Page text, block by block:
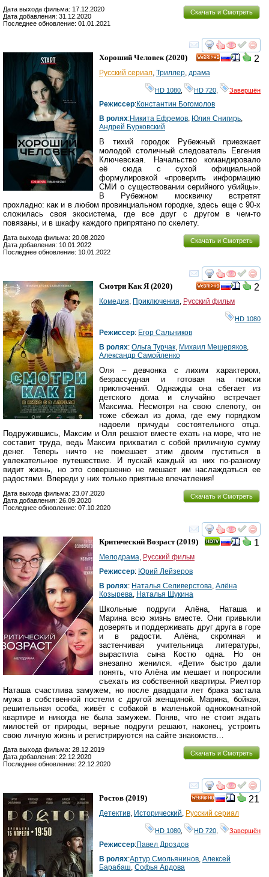
Скачать и Смотреть
Дата выхода фильма: 17.12.2020
Дата добавления: 31.12.2020
Последнее обновление: 01.01.2021
смотреть
2
Хороший Человек(2020)
Русский сериал, Триллер, драма
HD 1080 HD 720 Завершён
Режиссер:Константин Богомолов
В ролях:Никита Ефремов, Юлия Снигирь,
Андрей Бурковский
В тихий городок Рубежный приезжает
молодой столичный следователь Евгения
Ключевская. Начальство командировало
её сюда с сухой официальной
формулировкой «проверить информацию
СМИ о существовании серийного убийцы».
В Рубежном москвичку встретят
прохладно: как и в любом провинциальном городке, здесь еще с 90-х
сложилась своя экосистема, где все друг с другом в чем-то
повязаны, и в шкафу каждого припрятано по скелету.
Скачать и Смотреть
Дата выхода фильма: 20.08.2020
Дата добавления: 10.01.2022
Последнее обновление: 10.01.2022
смотреть
2
Смотри Как Я (2020)
Комедия, Приключения, Русский фильм
HD 1080
Режиссер: Егор Сальников
В ролях: Ольга Турчак, Михаил Мещеряков,
Александр Самойленко
Оля – девчонка с лихим характером,
безрассудная и готовая на поиски
приключений. Однажды она сбегает из
детского дома и случайно встречает
Максима. Несмотря на свою слепоту, он
тоже сбежал из дома, где ему порядком
надоели причуды состоятельного отца.
Подружившись, Максим и Оля решают вместе ехать на море, что не
составит труда, ведь Максим прихватил с собой приличную сумму
денег. Теперь ничто не помешает этим двоим пуститься в
увлекательное путешествие. И пускай каждый из них по-разному
видит жизнь, но это совершенно не мешает им наслаждаться ее
радостями. Впереди у них только приятные впечатления!
Скачать и Смотреть
Дата выхода фильма: 23.07.2020
Дата добавления: 26.09.2020
Последнее обновление: 07.10.2020
смотреть
1
Критический Возраст(2019)
Мелодрама Русский фильм
Режиссер: Юрий Лейзеров
В ролях: Наталья Селиверстова Алёна
Козырева Наталья Щукина
Школьные подруги Алёна, Наташа и
Марина всю жизнь вместе. Они привыкли
доверять и поддерживать друг друга в горе
и в радости. Алёна, скромная и
застенчивая учительница литературы,
вырастила сына Костю одна. Но он
внезапно женился. «Дети» быстро дали
понять, что Алёна им мешает и попросили
съехать из собственной квартиры. Риелтор
Наташа счастлива замужем, но после двадцати лет брака застала
мужа в собственной постели с другой женщиной. Марина, бойкая,
решительная особа, живёт с собакой в маленькой однокомнатной
квартире и никогда не была замужем. Поняв, что не стоит ждать
милостей от природы, верные подруги решают, наконец, устроить
свою личную жизнь и регистрируются на сайте знакомств…
Скачать и Смотреть
Дата выхода фильма: 28.12.2019
Дата добавления: 22.12.2020
Последнее обновление: 22.12.2020
смотреть
21
Ростов (2019)
Детектив, Исторический, Русский сериал
HD 1080 HD 720 Завершён
Режиссер:Павел Дроздов
В ролях:Артур Смольянинов, Алексей
Барабаш, Софья Ардова